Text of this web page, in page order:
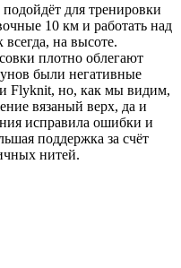
для тренировки
10 км и работать над
на высоте.
плотно облегают
были негативные
Flyknit, но, как мы видим,
вязаный верх, да и
исправила ошибки и
поддержка за счёт
нитей.